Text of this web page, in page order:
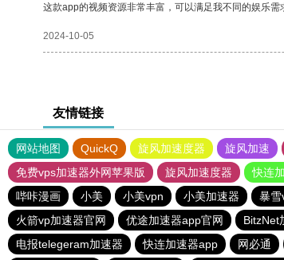
这款app的视频资源非常丰富，可以满足我不同的娱乐需
2024-10-05
友情链接
网站地图 QuickQ 旋风加速度器 旋风加速
免费vps加速器外网苹果版
旋风加速度器 快连
哔咔漫画
小美 小美vpn 小美加速器 暴雪
火箭vp加速器官网
优途加速器app官网 BitzNet
电报telegeram加速器
快连加速器app 网必通